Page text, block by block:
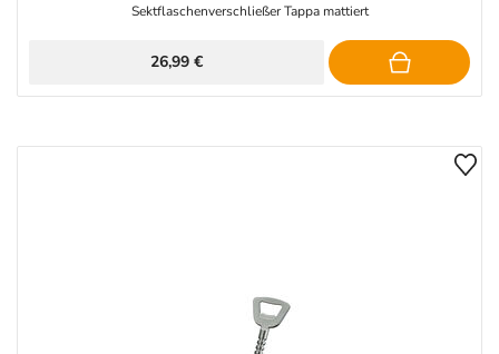
Sektflaschenverschließer Tappa mattiert
26,99 €